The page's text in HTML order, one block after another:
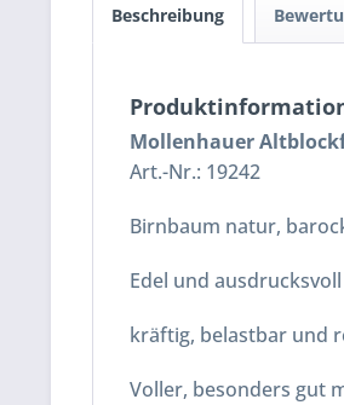
Beschreibung
Mollenhauer
Art.-Nr.: 19242
Birnbaum natur,
Edel und ausdrucksvoll
kräftig, belastbar und
Voller, besonders gut